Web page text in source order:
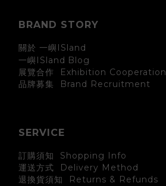
BRAND STORY
關於 一嶼ISland
一嶼ISland Blog
展覽合作 Exhibition Cooperation
品牌募集 Brand Recruitment
SERVICE
訂購須知 Shopping Info
運送方式 Delivery Method
退換貨須知 Returns & Refunds